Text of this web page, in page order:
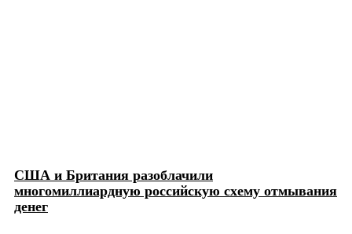
США и Британия разоблачили
многомиллиардную российскую схему отмывания
денег